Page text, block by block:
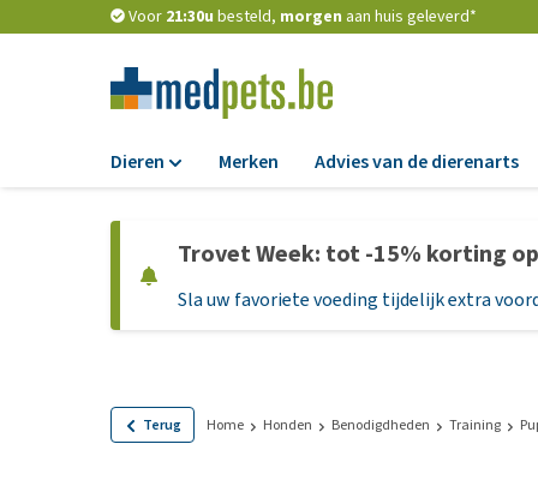
Voor 21:30u besteld, morgen aan huis geleverd*
Dieren
Hondenbrokken
Natvoer
Graanvrij
Merken Advies van de dierenarts
Trovet Week: tot -15% korting
Sla uw favoriete voeding tijdelijk extra
Terug Home Honden Benodigdheden Training